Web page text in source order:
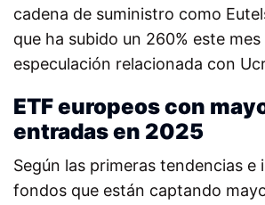
cadena de suministro como
que ha subido un 260% este mes
especulación relacionada con
ETF europeos con
entradas en 2025
Según las primeras tendencias e
fondos que están captando